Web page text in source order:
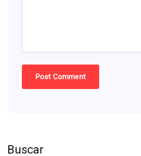
Buscar